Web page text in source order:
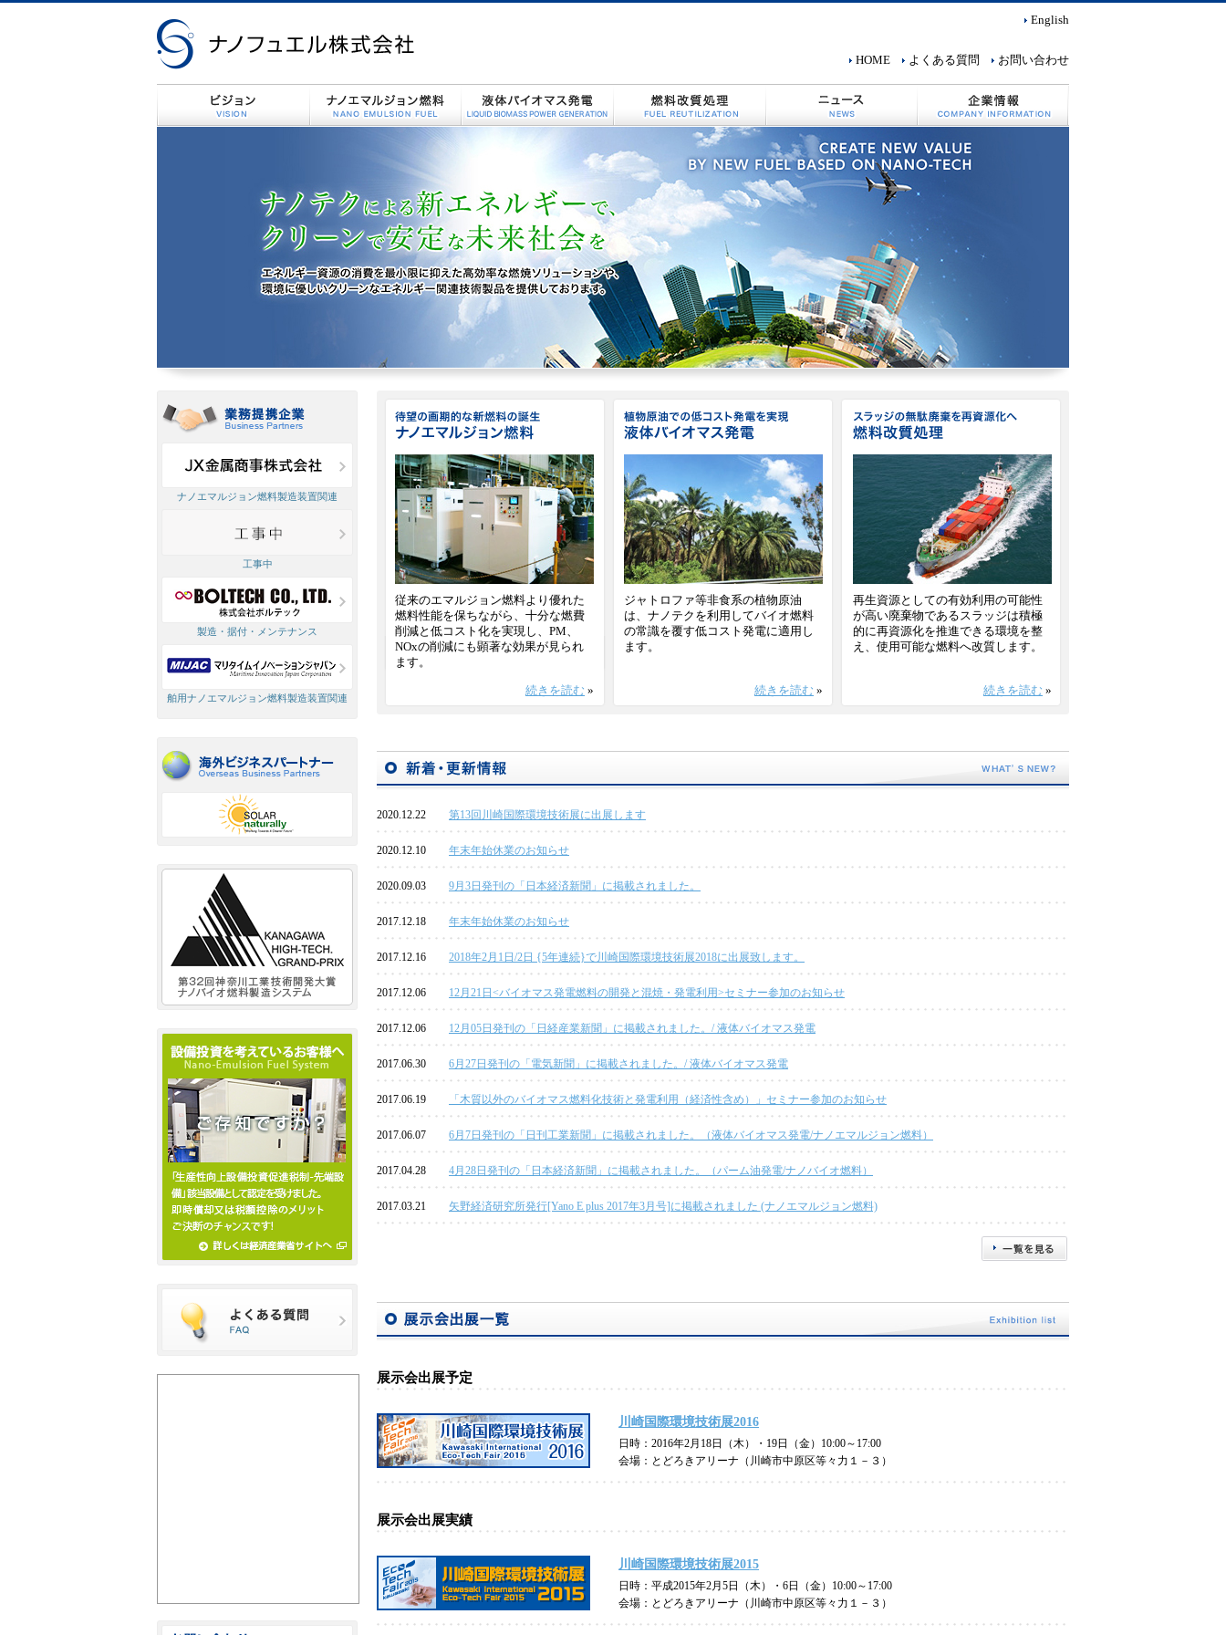
English
HOME よくある質問 お問い合わせ
従来のエマルジョン燃料より優れた
燃料性能を保ちながら、十分な燃費
削減と低コスト化を実現し、PM、
NOxの削減にも顕著な効果が見られ
ます。
続きを読む »
ジャトロファ等非食系の植物原油
は、ナノテクを利用してバイオ燃料
の常識を覆す低コスト発電に適用し
ます。
続きを読む »
再生資源としての有効利用の可能性
が高い廃棄物であるスラッジは積極
的に再資源化を推進できる環境を整
え、使用可能な燃料へ改質します。
続きを読む »
2020.12.22 第13回川崎国際環境技術展に出展します
2020.12.10 年末年始休業のお知らせ
2020.09.03 9月3日発刊の「日本経済新聞」に掲載されました。
2017.12.18 年末年始休業のお知らせ
2017.12.16 2018年2月1日/2日 {5年連続}で川崎国際環境技術展2018に出展致します。
2017.12.06 12月21日<バイオマス発電燃料の開発と混焼・発電利用>セミナー参加のお知らせ
2017.12.06 12月05日発刊の「日経産業新聞」に掲載されました。/ 液体バイオマス発電
2017.06.30 6月27日発刊の「電気新聞」に掲載されました。/ 液体バイオマス発電
2017.06.19 「木質以外のバイオマス燃料化技術と発電利用（経済性含め）」セミナー参加のお知らせ
2017.06.07 6月7日発刊の「日刊工業新聞」に掲載されました。（液体バイオマス発電/ナノエマルジョン燃料）
2017.04.28 4月28日発刊の「日本経済新聞」に掲載されました。（パーム油発電/ナノバイオ燃料）
2017.03.21 矢野経済研究所発行[Yano E plus 2017年3月号]に掲載されました (ナノエマルジョン燃料)
展示会出展予定
川崎国際環境技術展2016
日時：2016年2月18日（木）・19日（金）10:00～17:00
会場：とどろきアリーナ（川崎市中原区等々力１－３）
展示会出展実績
川崎国際環境技術展2015
日時：平成2015年2月5日（木）・6日（金）10:00～17:00
会場：とどろきアリーナ（川崎市中原区等々力１－３）
ナノエマルジョン燃料製造装置関連
工事中
製造・据付・メンテナンス
舶用ナノエマルジョン燃料製造装置関連